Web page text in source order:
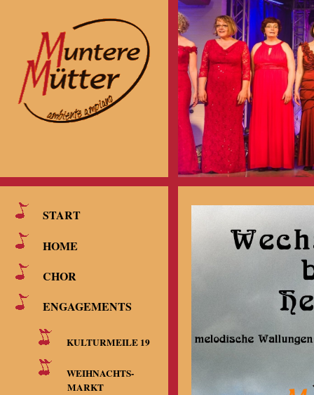
START
HOME
CHOR
ENGAGEMENTS
KULTURMEILE 19
WEIHNACHTS-
MARKT